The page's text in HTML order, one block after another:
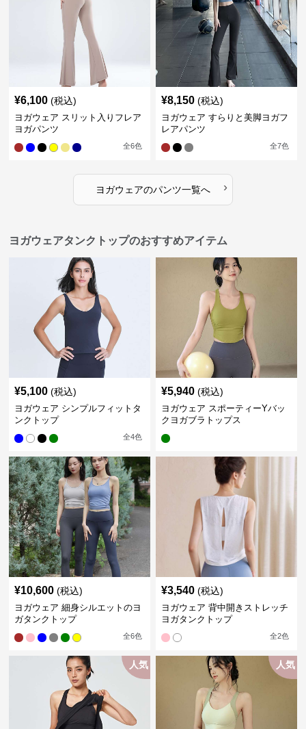
¥6,100 (税込)
ヨガウェア スリット入りフレア
ヨガパンツ
全6色
¥8,150 (税込)
ヨガウェア すらりと美脚ヨガフ
レアパンツ
全7色
ヨガウェアのパンツ一覧へ ›
ヨガウェアタンクトップのおすすめアイテム
¥5,100 (税込)
ヨガウェア シンプルフィットタ
ンクトップ
全4色
¥5,940 (税込)
ヨガウェア スポーティーYバッ
クヨガブラトップス
¥10,600 (税込)
ヨガウェア 細身シルエットのヨ
ガタンクトップ
全6色
¥3,540 (税込)
ヨガウェア 背中開きストレッチ
ヨガタンクトップ
全2色
人気 人気